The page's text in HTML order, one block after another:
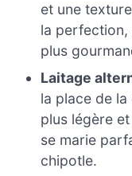
et une
la
plus
Laitage
la place de
plus légère
se marie
chipotle.